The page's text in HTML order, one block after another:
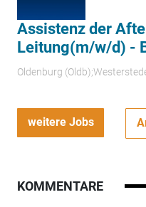
Assistenz der
Leitung(m/w/d) -
Oldenburg
weitere Jobs
KOMMENTARE